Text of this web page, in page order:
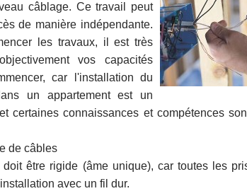
câblage. Ce travail peut
de manière indépendante.
les travaux, il est très
vos capacités
car l'installation du
un appartement est un
certaines connaissances et compétences
de câbles
être rigide (âme unique), car toutes les
avec un fil dur.